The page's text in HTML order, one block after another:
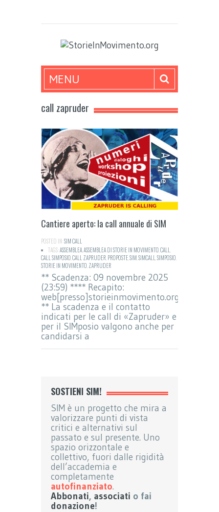
MENU
call zapruder
Cantiere aperto: la call annuale di SIM
POSTED IN:SIM CALL
TAGS:ASSEMBLEAASSEMBLEA DI STORIE IN MOVIMENTO CALL
CALL SIMPOSIO CALL ZAPRUDER PROPOSTESIM SIMCALL SIMPOSIO
STORIE IN MOVIMENTO ZAPRUDER
** Scadenza: 09 novembre 2025
(23:59) **** Recapito:
web[presso]storieinmovimento.org
** La scadenza e il contatto
indicati per le call di «Zapruder» e
per il SIMposio valgono anche per
candidarsi a
SOSTIENI SIM!
SIM è un progetto che mira a
valorizzare punti di vista
critici e alternativi sul
passato e sul presente. Uno
spazio orizzontale e
collettivo, fuori dalle rigidità
dell’accademia e
completamente
autofinanziato.
Abbonati, associati o fai
donazione!